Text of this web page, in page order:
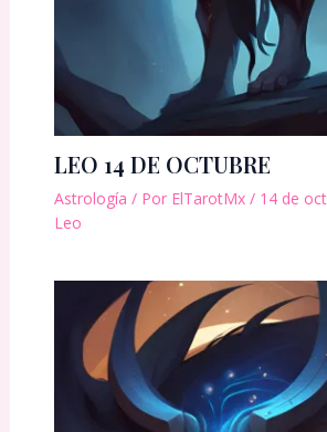
LEO 14 DE OCTUBRE
Astrología / Por ElTarotMx / 14 de
Leo